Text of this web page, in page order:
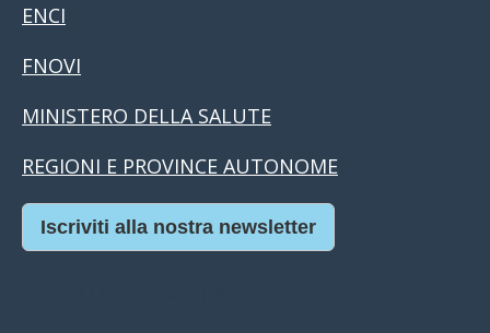
ENCI
FNOVI
MINISTERO DELLA SALUTE
REGIONI E PROVINCE AUTONOME
Iscriviti alla nostra newsletter